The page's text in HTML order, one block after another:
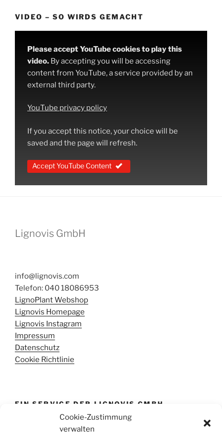
Cookie-Zustimmung
verwalten
VIDEO – SO WIRDS GEMACHT
Please accept YouTube cookies to play this
video. By accepting you will be accessing
content from YouTube, a service provided by an
external third party.
YouTube privacy policy
If you accept this notice, your choice will be
saved and the page will refresh.
Accept YouTube Content
Lignovis GmbH
info@lignovis.com
Telefon: 040 18086953
LignoPlant Webshop
Lignovis Homepage
Lignovis Instagram
Impressum
Datenschutz
Cookie Richtlinie
EIN SERVICE DER LIGNOVIS GMBH
Diese Informationseite wird durch die Lignovis GmbH